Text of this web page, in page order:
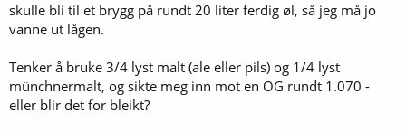
skulle bli til et brygg på rundt 20 liter ferdig øl, så jeg må jo
vanne ut lågen.
Tenker å bruke 3/4 lyst malt (ale eller pils) og 1/4 lyst
münchnermalt, og sikte meg inn mot en OG rundt 1.070 -
eller blir det for bleikt?